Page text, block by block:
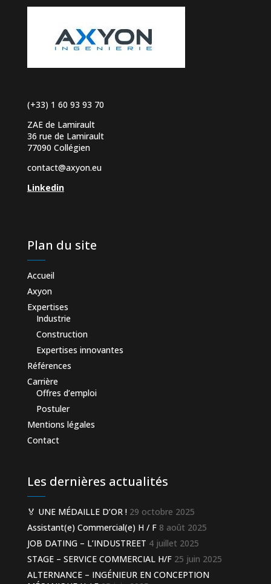
(+33) 1 60 93 93 70
ZAE de Lamirault
36 rue de Lamirault
77090 Collégien
contact@axyon.eu
Linkedin
Plan du site
Accueil
Axyon
Expertises
Industrie
Construction
Expertises innovantes
Références
Carrière
Offres d’emploi
Postuler
Mentions légales
Contact
Les dernières actualités
🏅 UNE MÉDAILLE D’OR ! 29 octobre 2025
Assistant(e) Commercial(e) H / F 8 août 2025
JOB DATING – L’INDUSTREET 4 juillet 2025
STAGE – SERVICE COMMERCIAL H/F 25 juin 2025
ALTERNANCE – INGÉNIEUR EN CONCEPTION